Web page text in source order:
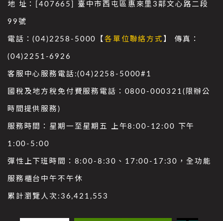
地 址：[407665] 臺中市西屯區惠來里3鄰文心路二段
99號
電話：(04)2258-5000【各單位聯絡方式 】 傳真：
(04)2251-6926
客服中心服務電話:(04)2258-5000#1
國稅及地方稅免付費服務電話：0800-000321(限辦公
時間提供服務)
服務時間：星期一至星期五 上午8:00-12:00 下午
1:00-5:00
彈性上下班時間：8:00-8:30、17:00-17:30，全功能
服務櫃台中午不午休
累計瀏覽人次: 36,421,553